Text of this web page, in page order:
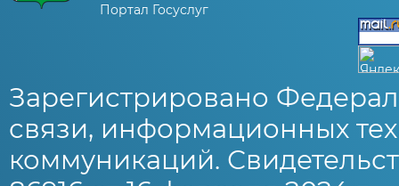
Портал Госуслуг
Зарегистрировано
связи, информационных
коммуникаций.